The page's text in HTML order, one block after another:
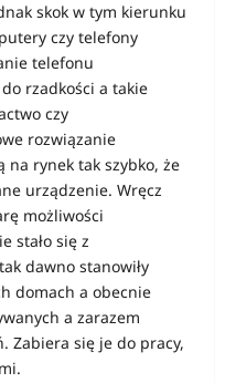
skok w tym kierunku
czy telefony
telefonu
rzadkości a takie
czy
rozwiązanie
rynek tak szybko, że
urządzenie. Wręcz
możliwości
stało się z
dawno stanowiły
domach a obecnie
a zarazem
Zabiera się je do pracy,